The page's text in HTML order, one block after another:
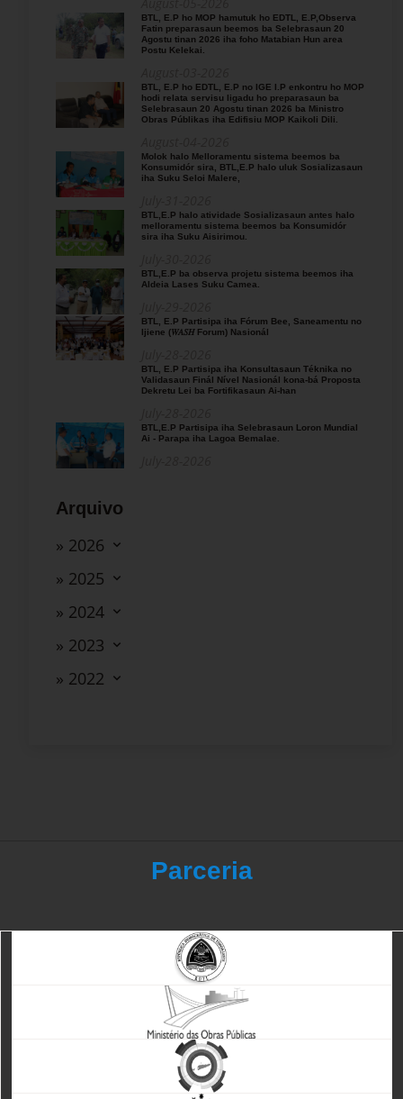
BTL, E.P ho MOP hamutuk ho EDTL, E.P,Observa
Fatin preparasaun beemos ba Selebrasaun 20
Agostu tinan 2026 iha foho Matabian Hun area
Postu Kelekai.
BTL, E.P ho EDTL, E.P no IGE I.P enkontru ho MOP
hodi relata servisu ligadu ho preparasaun ba
Selebrasaun 20 Agostu tinan 2026 ba Ministro
Obras Públikas iha Edifisiu MOP Kaikoli Dili.
Molok halo Melloramentu sistema beemos ba
Konsumidór sira, BTL,E.P halo uluk Sosializasaun
iha Suku Seloi Malere,
BTL,E.P halo atividade Sosializasaun antes halo
melloramentu sistema beemos ba Konsumidór
sira iha Suku Aisirimou.
BTL,E.P ba observa projetu sistema beemos iha
Aldeia Lases Suku Camea.
BTL, E.P Partisipa iha Fórum Bee, Saneamentu no
Ijiene (𝑊𝐴𝑆𝐻 Forum) Nasionál
BTL, E.P Partisipa iha Konsultasaun Téknika no
Validasaun Finál Nível Nasionál kona-bá Proposta
Dekretu Lei ba Fortifikasaun Ai-han
BTL,E.P Partisipa iha Selebrasaun Loron Mundial
Ai - Parapa iha Lagoa Bemalae.
Arquivo
» 2026
» 2025
» 2024
» 2023
» 2022
Parceria